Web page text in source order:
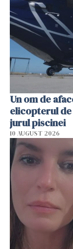
Un om de
elicopterul de
jurul piscinei
10 AUGUST 2026